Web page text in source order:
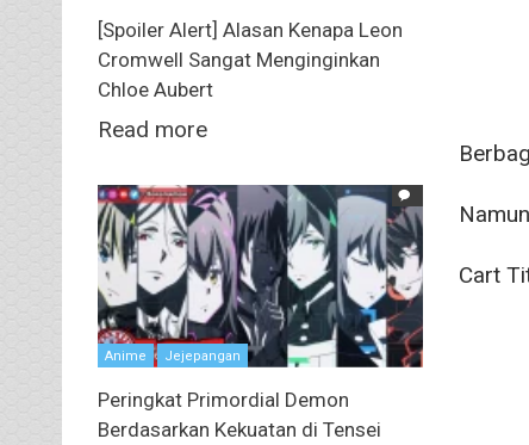
Cart
[Spoiler Alert] Alasan Kenapa Leon
Cromwell Sangat Menginginkan
Chloe Aubert
Read more
Anime Jejepangan
Peringkat Primordial Demon
Berdasarkan Kekuatan di Tensei